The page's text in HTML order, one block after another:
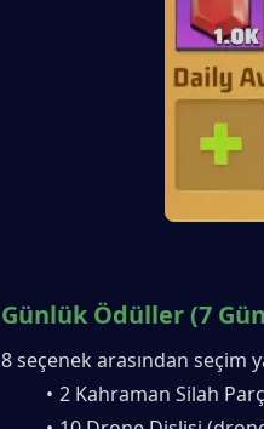
Günlük Ödüller (7
8 seçenek arasından seçim
2 Kahraman Silah